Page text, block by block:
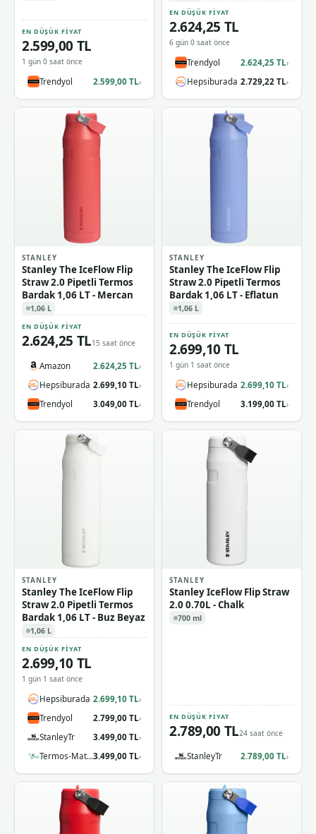
EN DÜŞÜK FIYAT
2.599,00 TL
1 gün 0 saat önce
Trendyol 2.599,00 TL›
EN DÜŞÜK FIYAT
2.624,25 TL
6 gün 0 saat önce
Trendyol 2.624,25 TL›
Hepsiburada 2.729,22 TL›
STANLEY
Stanley The IceFlow Flip
Straw 2.0 Pipetli Termos
Bardak 1,06 LT - Mercan
1,06 L
EN DÜŞÜK FIYAT
2.624,25 TL15 saat önce
Amazon 2.624,25 TL›
Hepsiburada 2.699,10 TL›
Trendyol 3.049,00 TL›
STANLEY
Stanley The IceFlow Flip
Straw 2.0 Pipetli Termos
Bardak 1,06 LT - Eflatun
1,06 L
EN DÜŞÜK FIYAT
2.699,10 TL
1 gün 1 saat önce
Hepsiburada 2.699,10 TL›
Trendyol 3.199,00 TL›
STANLEY
Stanley The IceFlow Flip
Straw 2.0 Pipetli Termos
Bardak 1,06 LT - Buz Beyaz
1,06 L
EN DÜŞÜK FIYAT
2.699,10 TL
1 gün 1 saat önce
Hepsiburada 2.699,10 TL›
Trendyol 2.799,00 TL›
StanleyTr 3.499,00 TL›
Termos-Matara.com3.499,00 TL›
STANLEY
Stanley IceFlow Flip Straw
2.0 0.70L - Chalk
700 ml
EN DÜŞÜK FIYAT
2.789,00 TL24 saat önce
StanleyTr 2.789,00 TL›